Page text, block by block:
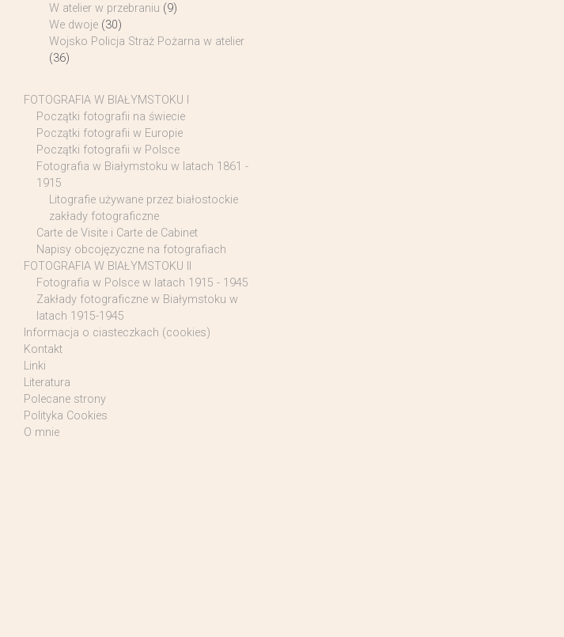
W atelier w przebraniu (9)
We dwoje (30)
Wojsko Policja Straż Pożarna w atelier
(36)
FOTOGRAFIA W BIAŁYMSTOKU I
Początki fotografii na świecie
Początki fotografii w Europie
Początki fotografii w Polsce
Fotografia w Białymstoku w latach 1861 -
1915
Litografie używane przez białostockie
zakłady fotograficzne
Carte de Visite i Carte de Cabinet
Napisy obcojęzyczne na fotografiach
FOTOGRAFIA W BIAŁYMSTOKU II
Fotografia w Polsce w latach 1915 - 1945
Zakłady fotograficzne w Białymstoku w
latach 1915-1945
Informacja o ciasteczkach (cookies)
Kontakt
Linki
Literatura
Polecane strony
Polityka Cookies
O mnie